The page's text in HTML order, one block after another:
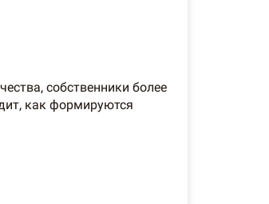
собственники более
как формируются